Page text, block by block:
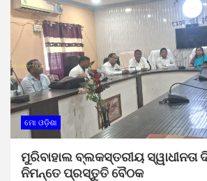
ମୋ ଓଡ଼ିଶା
ମୁରିବାହାଲ ବ୍ଲକସ୍ତରୀୟ ସ୍ୱାଧୀନତା
ନିମନ୍ତେ ପ୍ରସ୍ତୁତି ବୈଠକ